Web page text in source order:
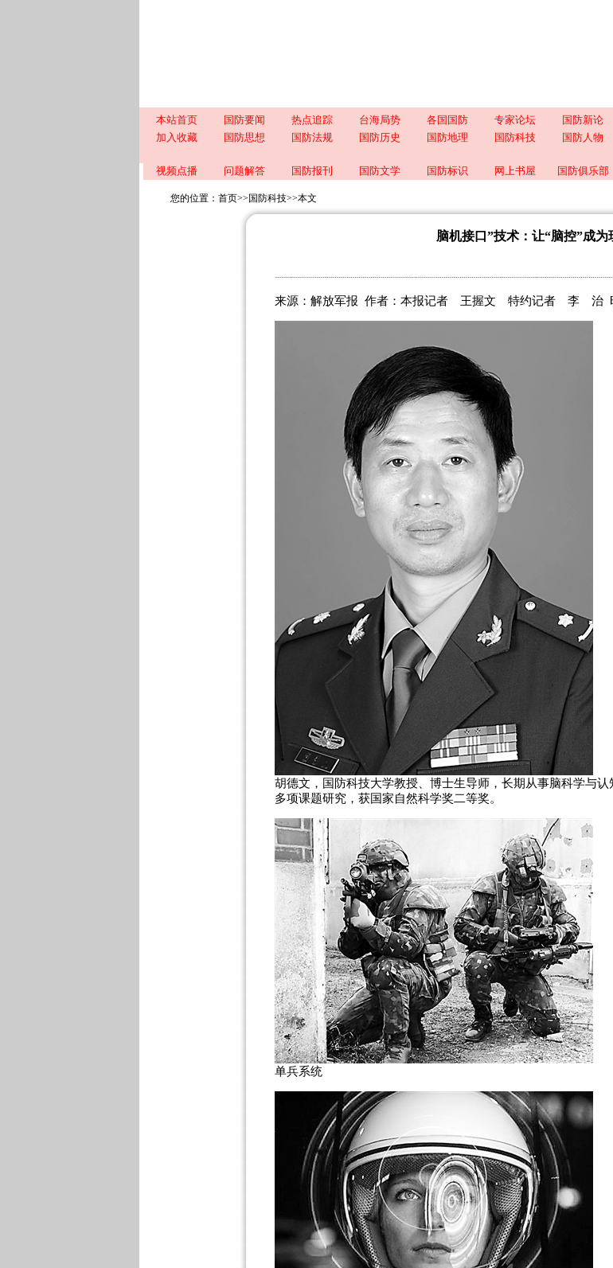
本站首页 国防要闻 热点追踪 台海局势 各国国防 专家论坛 国防新论
加入收藏
国防思想 国防法规 国防历史 国防地理 国防科技 国防人物
视频点播
问题解答 国防报刊 国防文学 国防标识 网上书屋 国防俱乐部
您的位置： 首页>> 国防科技>>本文
脑机接口”技术：让“脑控”成为
来源： 解放军报 作者：本报记者 王握文 特约记者 李 治 时
胡德文，国防科技大学教授、博士生导师，长期从事脑科学与
多项课题研究，获国家自然科学奖二等奖。
单兵系统